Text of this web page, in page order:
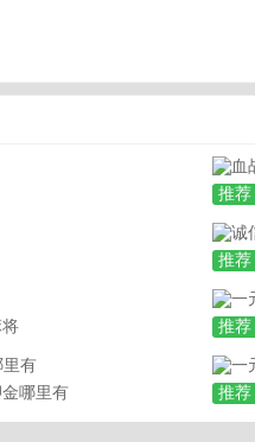
推荐
推荐
推荐
哪里有 推荐